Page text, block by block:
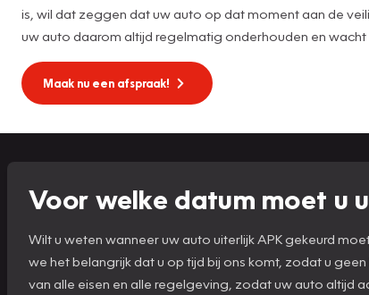
is, wil dat zeggen dat uw auto op dat moment aan de
uw auto daarom altijd regelmatig onderhouden en wacht
Maak nu een afspraak!
Voor welke datum moet u
Wilt u weten wanneer uw auto uiterlijk APK gekeurd
we het belangrijk dat u op tijd bij ons komt, zodat u
van alle eisen en alle regelgeving, zodat uw auto altijd